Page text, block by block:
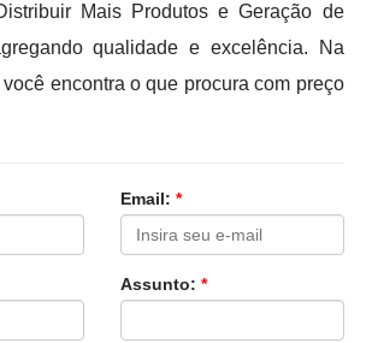
Mais Produtos e Geração de
qualidade e excelência. Na
encontra o que procura com preço
Email: *
Assunto: *